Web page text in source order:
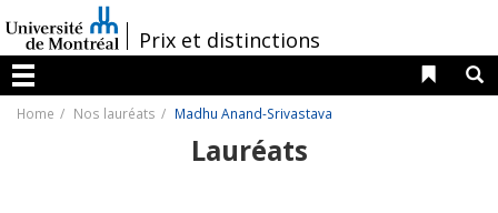
au
contenu
/Prix et distinctions
Menu
Liens
Home Nos lauréats Madhu Anand-Srivastava
Lauréats